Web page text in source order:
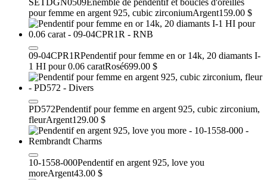
SETDGN0509Enemble de pendentif et boucles d'oreilles
pour femme en argent 925, cubic zirconiumArgent159.00 $
09-04CPR1RPendentif pour femme en or 14k, 20 diamants I-
1 HI pour 0.06 caratRosé699.00 $
PD572Pendentif pour femme en argent 925, cubic zirconium,
fleurArgent129.00 $
10-1558-000Pendentif en argent 925, love you
moreArgent43.00 $